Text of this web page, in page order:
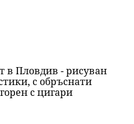
в Пловдив - рисуван
с обръснати
с цигари